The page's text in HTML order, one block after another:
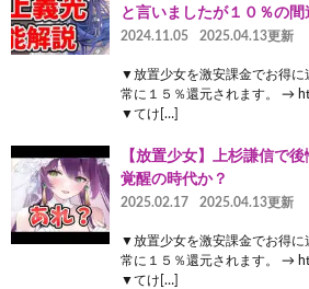
と言いましたが１０％の間
2024.11.05 2025.04.13更新
▼放置少女を激安課金でお得
常に１５％還元されます。 →
▼てけ[…]
【放置少女】上杉謙信で
覚醒の時代か？
2025.02.17 2025.04.13更新
▼放置少女を激安課金でお得
常に１５％還元されます。 →
▼てけ[…]